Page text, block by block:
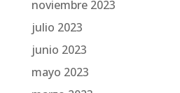
noviembre 2023
julio 2023
junio 2023
mayo 2023